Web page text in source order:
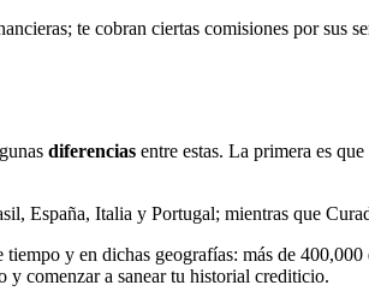
te cobran ciertas comisiones por sus
diferencias entre estas. La primera es que
España, Italia y Portugal; mientras que
tiempo y en dichas geografías: más de
y comenzar a sanear tu historial crediticio.